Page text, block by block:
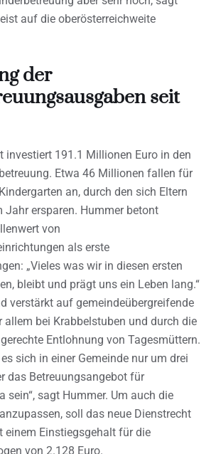
auf die oberösterreichweite
der
seit
investiert 191.1 Millionen Euro in den
Etwa 46 Millionen fallen für
an, durch den sich Eltern
Jahr ersparen. Hummer betont
von
als erste
„Vieles was wir in diesen ersten
bleibt und prägt uns ein Leben lang.“
verstärkt auf gemeindeübergreifende
allem bei Krabbelstuben und durch die
Entlohnung von Tagesmüttern.
sich in einer Gemeinde nur um drei
das Betreuungsangebot für
sein“, sagt Hummer. Um auch die
soll das neue Dienstrecht
Einstiegsgehalt für die
von 2.128 Euro.